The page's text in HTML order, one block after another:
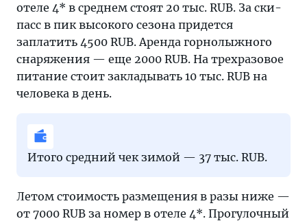
отеле 4* в среднем стоят 20 тыс. RUB. За ски-
пасс в пик высокого сезона придется
заплатить 4500 RUB. Аренда горнолыжного
снаряжения — еще 2000 RUB. На трехразовое
питание стоит закладывать 10 тыс. RUB на
человека в день.
Итого средний чек зимой — 37 тыс. RUB.
Летом стоимость размещения в разы ниже —
от 7000 RUB за номер в отеле 4*. Прогулочный